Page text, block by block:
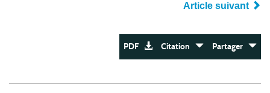
Article suivant
PDF Citation Partager